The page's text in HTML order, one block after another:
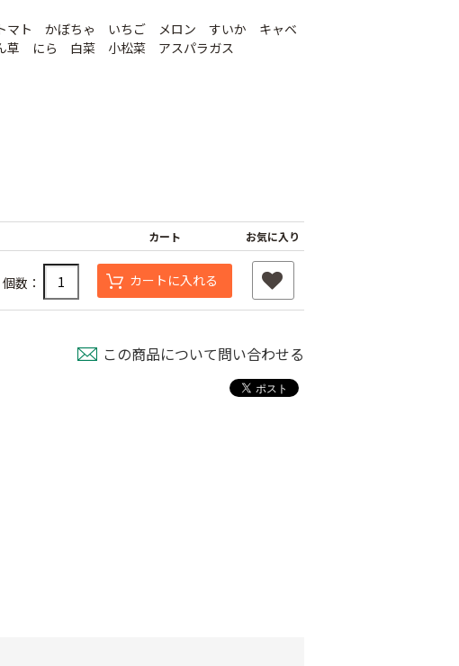
外ジョイント
マト かぼちゃ いちご メロン すいか キャベ
草 にら 白菜 小松菜 アスパラガス
カート お気に入り
個数： カートに入れる
この商品について問い合わせる